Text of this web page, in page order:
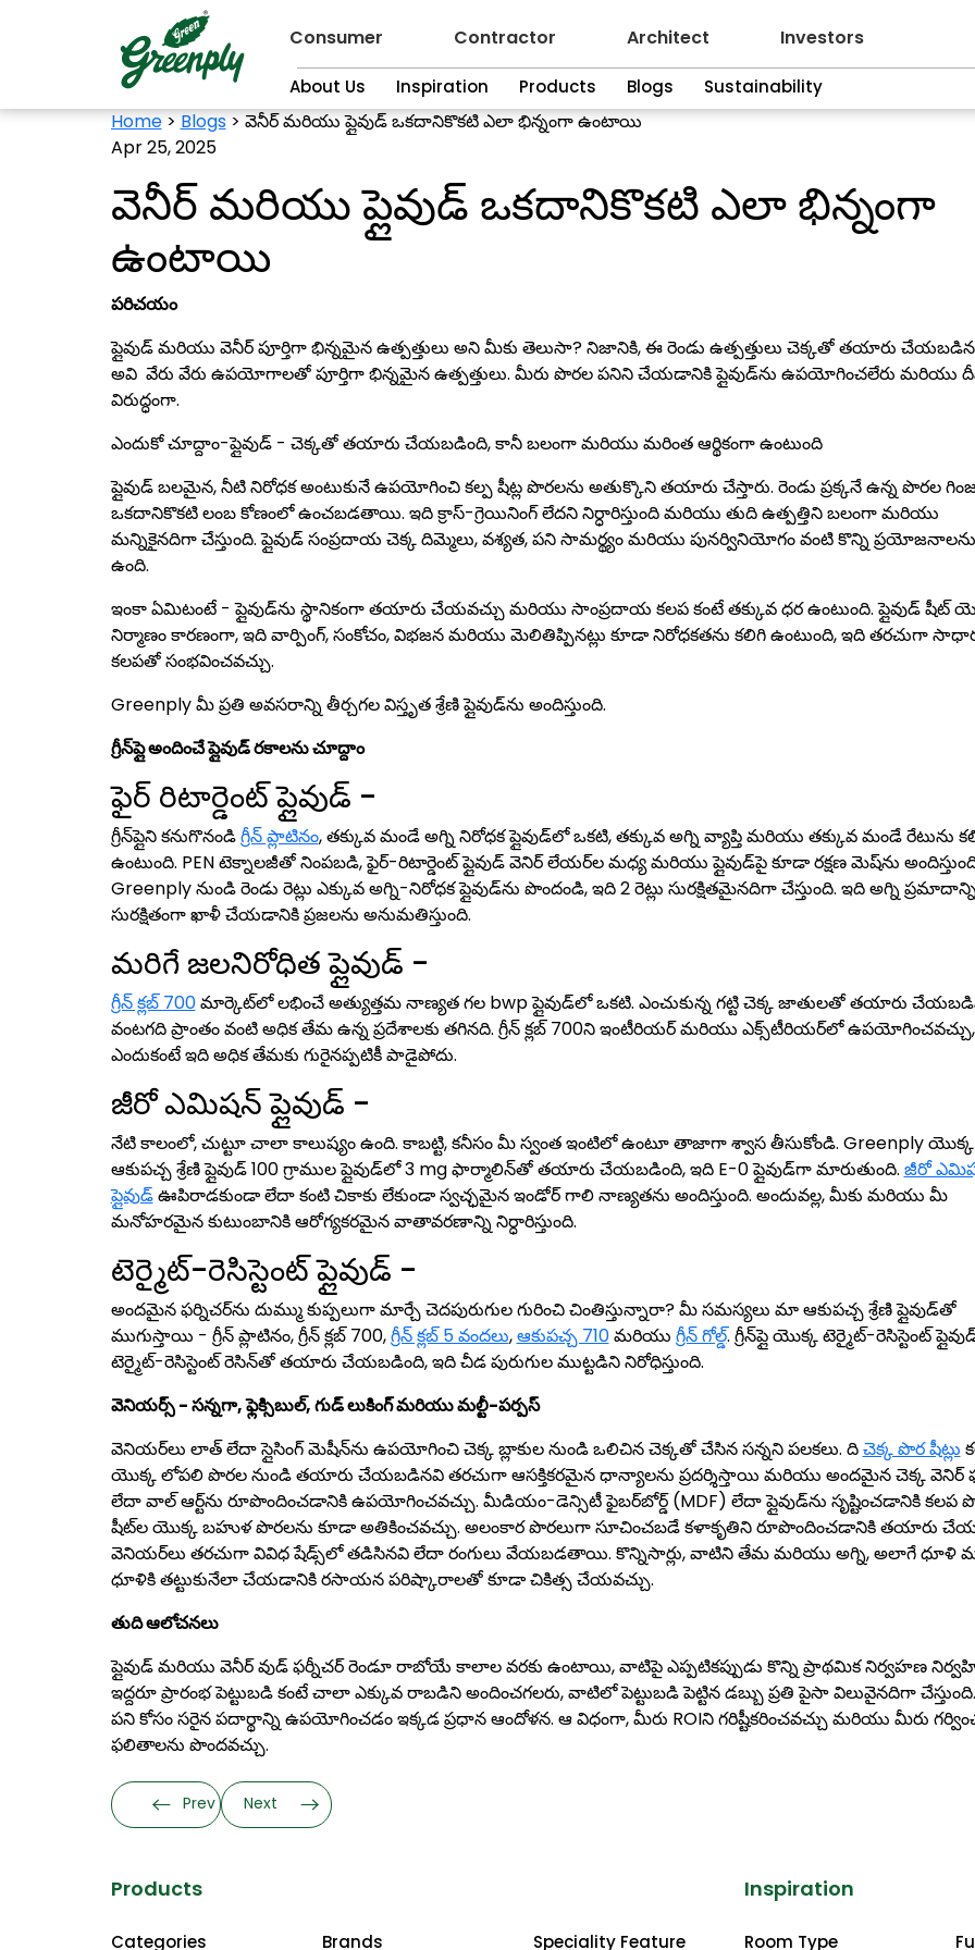
Consumer
About Us Inspiration Products Blogs Sustainability
Contractor Architect Investors
Home>Blogs>వెనీర్ మరియు ప్లైవుడ్ ఒకదానికొకటి ఎలా భిన్నంగా ఉంటాయి
Apr 25, 2025
వెనీర్ మరియు ప్లైవుడ్ ఒకదానికొకటి ఎలా భిన్నంగా
ఉంటాయి
పరిచయం
ప్లైవుడ్ మరియు వెనీర్ పూర్తిగా భిన్నమైన ఉత్పత్తులు అని మీకు తెలుసా? నిజానికి, ఈ రెండు ఉత్పత్తులు చెక్కతో తయారు
అవి వేరు వేరు ఉపయోగాలతో పూర్తిగా భిన్నమైన ఉత్పత్తులు. మీరు పొరల పనిని చేయడానికి ప్లైవుడ్‌ను ఉపయోగించలేరు మరియు
విరుద్ధంగా.
ఎందుకో చూద్దాం-ప్లైవుడ్ - చెక్కతో తయారు చేయబడింది, కానీ బలంగా మరియు మరింత ఆర్థికంగా ఉంటుంది
ప్లైవుడ్ బలమైన, నీటి నిరోధక అంటుకునే ఉపయోగించి కల్ప షీట్ల పొరలను అతుక్కొని తయారు చేస్తారు. రెండు ప్రక్కనే ఉన్న పొరల
ఒకదానికొకటి లంబ కోణంలో ఉంచబడతాయి. ఇది క్రాస్-గ్రెయినింగ్ లేదని నిర్ధారిస్తుంది మరియు తుది ఉత్పత్తిని బలంగా మరియు
మన్నికైనదిగా చేస్తుంది. ప్లైవుడ్ సంప్రదాయ చెక్క దిమ్మెలు, వశ్యత, పని సామర్థ్యం మరియు పునర్వినియోగం వంటి కొన్ని
ఉంది.
ఇంకా ఏమిటంటే - ప్లైవుడ్‌ను స్థానికంగా తయారు చేయవచ్చు మరియు సాంప్రదాయ కలప కంటే తక్కువ ధర ఉంటుంది. ప్లైవుడ్ షీట్
నిర్మాణం కారణంగా, ఇది వార్పింగ్, సంకోచం, విభజన మరియు మెలితిప్పినట్లు కూడా నిరోధకతను కలిగి ఉంటుంది, ఇది తరచుగా
కలపతో సంభవించవచ్చు.
Greenply మీ ప్రతి అవసరాన్ని తీర్చగల విస్తృత శ్రేణి ప్లైవుడ్‌ను అందిస్తుంది.
గ్రీన్‌ప్లై అందించే ప్లైవుడ్ రకాలను చూద్దాం
ఫైర్ రిటార్డెంట్ ప్లైవుడ్ -
గ్రీన్‌ప్లైని కనుగొనండిగ్రీన్ ప్లాటినం, తక్కువ మండే అగ్ని నిరోధక ప్లైవుడ్‌లో ఒకటి, తక్కువ అగ్ని వ్యాప్తి మరియు తక్కువ మండే రేటును
ఉంటుంది. PEN టెక్నాలజీతో నింపబడి, ఫైర్-రిటార్డెంట్ ప్లైవుడ్ వెనిర్ లేయర్‌ల మధ్య మరియు ప్లైవుడ్‌పై కూడా రక్షణ మెష్‌ను
Greenply నుండి రెండు రెట్లు ఎక్కువ అగ్ని-నిరోధక ప్లైవుడ్‌ను పొందండి, ఇది 2 రెట్లు సురక్షితమైనదిగా చేస్తుంది. ఇది అగ్ని
సురక్షితంగా ఖాళీ చేయడానికి ప్రజలను అనుమతిస్తుంది.
మరిగే జలనిరోధిత ప్లైవుడ్ -
గ్రీన్ క్లబ్ 700మార్కెట్‌లో లభించే అత్యుత్తమ నాణ్యత గల bwp ప్లైవుడ్‌లో ఒకటి. ఎంచుకున్న గట్టి చెక్క జాతులతో తయారు
వంటగది ప్రాంతం వంటి అధిక తేమ ఉన్న ప్రదేశాలకు తగినది. గ్రీన్ క్లబ్ 700ని ఇంటీరియర్ మరియు ఎక్స్‌టీరియర్‌లో ఉపయోగించవచ్చు,
ఎందుకంటే ఇది అధిక తేమకు గురైనప్పటికీ పాడైపోదు.
జీరో ఎమిషన్ ప్లైవుడ్ -
నేటి కాలంలో, చుట్టూ చాలా కాలుష్యం ఉంది. కాబట్టి, కనీసం మీ స్వంత ఇంటిలో ఉంటూ తాజాగా శ్వాస తీసుకోండి. Greenply యొక్క
ఆకుపచ్చ శ్రేణి ప్లైవుడ్ 100 గ్రాముల ప్లైవుడ్‌లో 3 mg ఫార్మాలిన్‌తో తయారు చేయబడింది, ఇది E-0 ప్లైవుడ్‌గా మారుతుంది. జీరో
ప్లైవుడ్ఊపిరాడకుండా లేదా కంటి చికాకు లేకుండా స్వచ్ఛమైన ఇండోర్ గాలి నాణ్యతను అందిస్తుంది. అందువల్ల, మీకు మరియు మీ
మనోహరమైన కుటుంబానికి ఆరోగ్యకరమైన వాతావరణాన్ని నిర్ధారిస్తుంది.
టెర్మైట్-రెసిస్టెంట్ ప్లైవుడ్ -
అందమైన ఫర్నిచర్‌ను దుమ్ము కుప్పలుగా మార్చే చెదపురుగుల గురించి చింతిస్తున్నారా? మీ సమస్యలు మా ఆకుపచ్చ శ్రేణి ప్లైవుడ్‌తో
ముగుస్తాయి - గ్రీన్ ప్లాటినం, గ్రీన్ క్లబ్ 700,గ్రీన్ క్లబ్ 5 ​​వందలు,ఆకుపచ్చ 710మరియు గ్రీన్ గోల్డ్. గ్రీన్‌ప్లై యొక్క టెర్మైట్-రెసిస్టెంట్
టెర్మైట్-రెసిస్టెంట్ రెసిన్‌తో తయారు చేయబడింది, ఇది చీడ పురుగుల ముట్టడిని నిరోధిస్తుంది.
వెనియర్స్ - సన్నగా, ఫ్లెక్సిబుల్, గుడ్ లుకింగ్ మరియు మల్టీ-పర్పస్
వెనియర్‌లు లాత్ లేదా స్లైసింగ్ మెషీన్‌ను ఉపయోగించి చెక్క బ్లాకుల నుండి ఒలిచిన చెక్కతో చేసిన సన్నని పలకలు. దిచెక్క పొర షీట్లు
యొక్క లోపలి పొరల నుండి తయారు చేయబడినవి తరచుగా ఆసక్తికరమైన ధాన్యాలను ప్రదర్శిస్తాయి మరియు అందమైన చెక్క వెనిర్
లేదా వాల్ ఆర్ట్‌ను రూపొందించడానికి ఉపయోగించవచ్చు. మీడియం-డెన్సిటీ ఫైబర్‌బోర్డ్ (MDF) లేదా ప్లైవుడ్‌ను సృష్టించడానికి కలప
షీట్‌ల యొక్క బహుళ పొరలను కూడా అతికించవచ్చు. అలంకార పొరలుగా సూచించబడే కళాకృతిని రూపొందించడానికి తయారు
వెనియర్‌లు తరచుగా వివిధ షేడ్స్‌లో తడిసినవి లేదా రంగులు వేయబడతాయి. కొన్నిసార్లు, వాటిని తేమ మరియు అగ్ని, అలాగే ధూళి
ధూళికి తట్టుకునేలా చేయడానికి రసాయన పరిష్కారాలతో కూడా చికిత్స చేయవచ్చు.
తుది ఆలోచనలు
ప్లైవుడ్ మరియు వెనీర్ వుడ్ ఫర్నీచర్ రెండూ రాబోయే కాలాల వరకు ఉంటాయి, వాటిపై ఎప్పటికప్పుడు కొన్ని ప్రాథమిక నిర్వహణ
ఇద్దరూ ప్రారంభ పెట్టుబడి కంటే చాలా ఎక్కువ రాబడిని అందించగలరు, వాటిలో పెట్టుబడి పెట్టిన డబ్బు ప్రతి పైసా విలువైనదిగా
పని కోసం సరైన పదార్థాన్ని ఉపయోగించడం ఇక్కడ ప్రధాన ఆందోళన. ఆ విధంగా, మీరు ROIని గరిష్టీకరించవచ్చు మరియు మీరు
ఫలితాలను పొందవచ్చు.
Prev Next
Products
Categories Brands Speciality Feature
Inspiration
Room Type